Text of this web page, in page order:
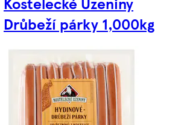
Drůbeží párky 1,000kg